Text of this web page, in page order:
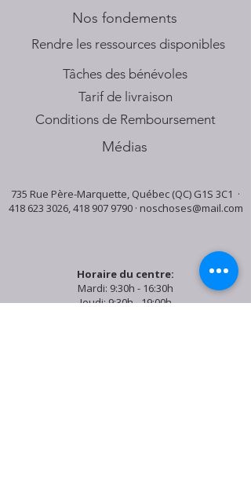
Nos fondements
​Rendre les ressources disponibles
Tâches des bénévoles
Tarif de livraison
Conditions de Remboursement
Médias
735 Rue Père-Marquette, Québec (QC) G1S 3C1 ·
418 623 3026,418 907 9790· noschoses@mail.com
Horaire du centre:
Mardi: 9:30h - 16:30h
Jeudi: 9:30h - 19:00h